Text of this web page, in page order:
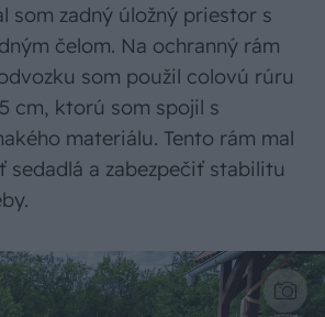
som zadný úložný priestor s
čelom. Na ochranný rám
som použil colovú rúru
cm, ktorú som spojil s
materiálu. Tento rám mal
sedadlá a zabezpečiť stabilitu